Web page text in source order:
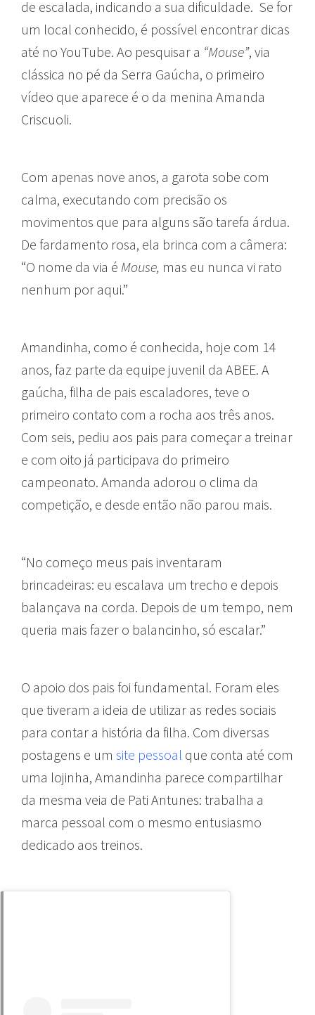
de escalada, indicando a sua dificuldade. Se for
um local conhecido, é possível encontrar dicas
até no YouTube. Ao pesquisar a “Mouse”, via
clássica no pé da Serra Gaúcha, o primeiro
vídeo que aparece é o da menina Amanda
Criscuoli.
Com apenas nove anos, a garota sobe com
calma, executando com precisão os
movimentos que para alguns são tarefa árdua.
De fardamento rosa, ela brinca com a câmera:
“O nome da via é Mouse, mas eu nunca vi rato
nenhum por aqui.”
Amandinha, como é conhecida, hoje com 14
anos, faz parte da equipe juvenil da ABEE. A
gaúcha, filha de pais escaladores, teve o
primeiro contato com a rocha aos três anos.
Com seis, pediu aos pais para começar a treinar
e com oito já participava do primeiro
campeonato. Amanda adorou o clima da
competição, e desde então não parou mais.
“No começo meus pais inventaram
brincadeiras: eu escalava um trecho e depois
balançava na corda. Depois de um tempo, nem
queria mais fazer o balancinho, só escalar.”
O apoio dos pais foi fundamental. Foram eles
que tiveram a ideia de utilizar as redes sociais
para contar a história da filha. Com diversas
postagens e um site pessoal que conta até com
uma lojinha, Amandinha parece compartilhar
da mesma veia de Pati Antunes: trabalha a
marca pessoal com o mesmo entusiasmo
dedicado aos treinos.